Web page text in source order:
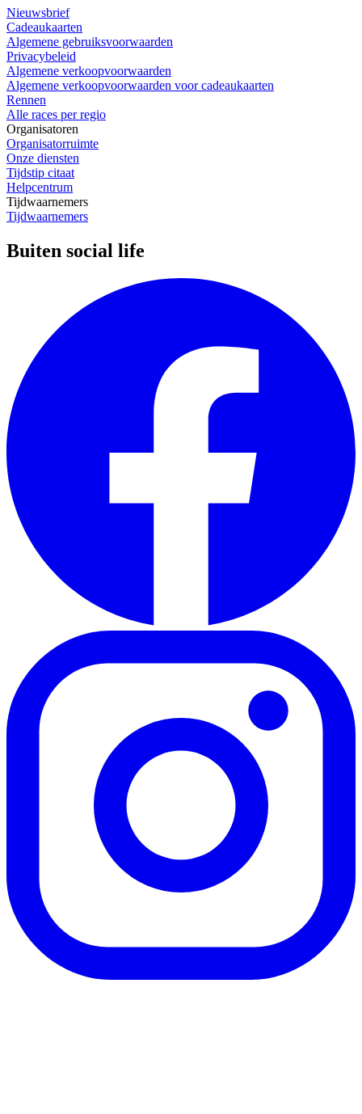
Nieuwsbrief
Cadeaukaarten
Algemene gebruiksvoorwaarden
Privacybeleid
Algemene verkoopvoorwaarden
Algemene verkoopvoorwaarden voor cadeaukaarten
Rennen
Alle races per regio
Organisatoren
Organisatorruimte
Onze diensten
Tijdstip citaat
Helpcentrum
Tijdwaarnemers
Tijdwaarnemers
Buiten social life